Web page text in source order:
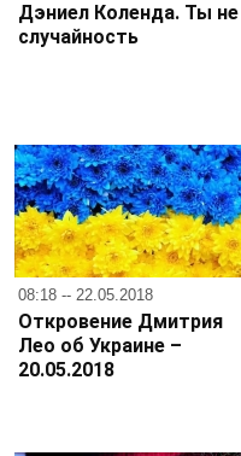
Дэниел Коленда. Ты не
случайность
08:18 -- 22.05.2018
Откровение Дмитрия
Лео об Украине –
20.05.2018